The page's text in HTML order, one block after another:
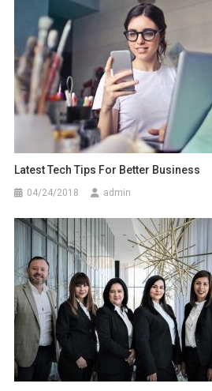
Latest Tech Tips For Better Business
04/24/2018 admin